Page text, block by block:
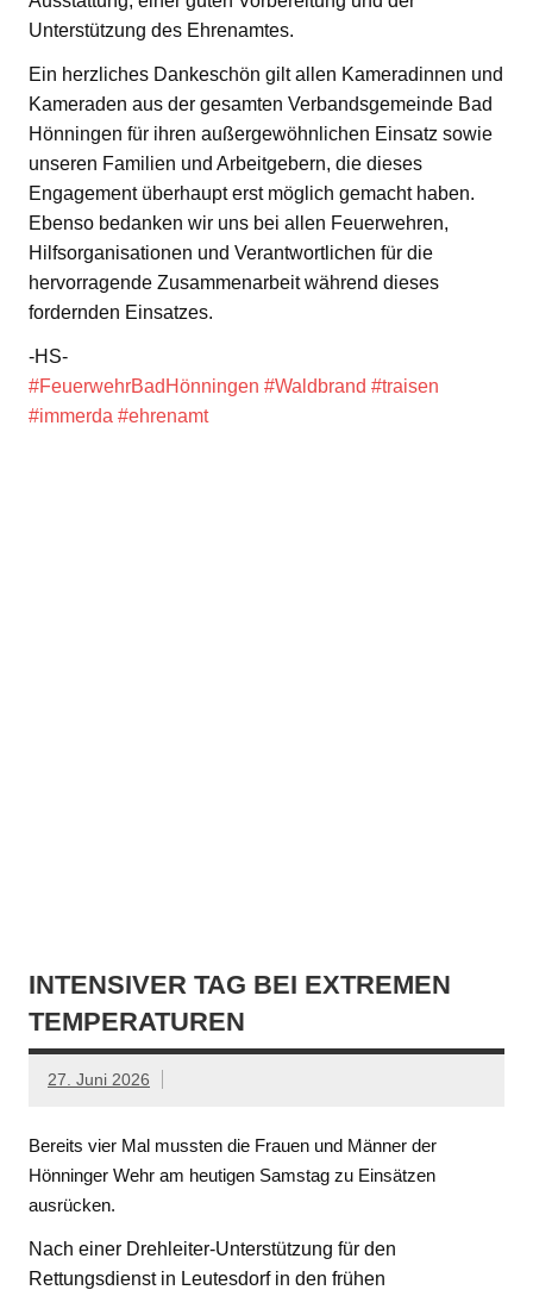
Unterstützung des Ehrenamtes.
Ein herzliches Dankeschön gilt allen Kameradinnen und
Kameraden aus der gesamten Verbandsgemeinde Bad
Hönningen für ihren außergewöhnlichen Einsatz sowie
unseren Familien und Arbeitgebern, die dieses
Engagement überhaupt erst möglich gemacht haben.
Ebenso bedanken wir uns bei allen Feuerwehren,
Hilfsorganisationen und Verantwortlichen für die
hervorragende Zusammenarbeit während dieses
fordernden Einsatzes.
-HS-
#FeuerwehrBadHönningen #Waldbrand #traisen
#immerda #ehrenamt
INTENSIVER TAG BEI EXTREMEN
TEMPERATUREN
27. Juni 2026
Bereits vier Mal mussten die Frauen und Männer der
Hönninger Wehr am heutigen Samstag zu Einsätzen
ausrücken.
Nach einer Drehleiter-Unterstützung für den
Rettungsdienst in Leutesdorf in den frühen